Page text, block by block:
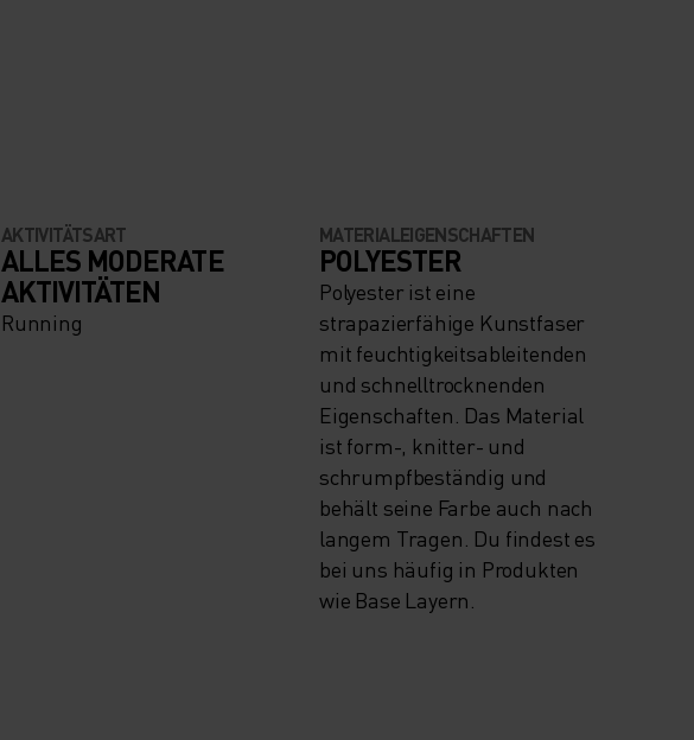
AKTIVITÄTSART
ALLES MODERATE
AKTIVITÄTEN
Running
MATERIALEIGENSCHAFTEN
POLYESTER
Polyester ist eine
strapazierfähige Kunstfaser
mit feuchtigkeitsableitenden
und schnelltrocknenden
Eigenschaften. Das Material
ist form-, knitter- und
schrumpfbeständig und
behält seine Farbe auch nach
langem Tragen. Du findest es
bei uns häufig in Produkten
wie Base Layern.